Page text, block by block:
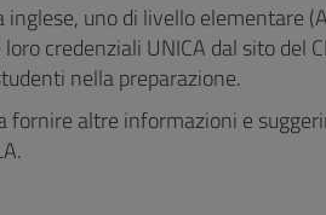
uno di livello elementare
credenziali UNICA dal sito del
nella preparazione.
fornire altre informazioni e